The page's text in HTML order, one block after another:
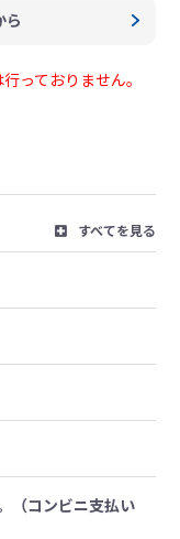
ら
っておりません。
すべてを見る
（コンビニ支払い